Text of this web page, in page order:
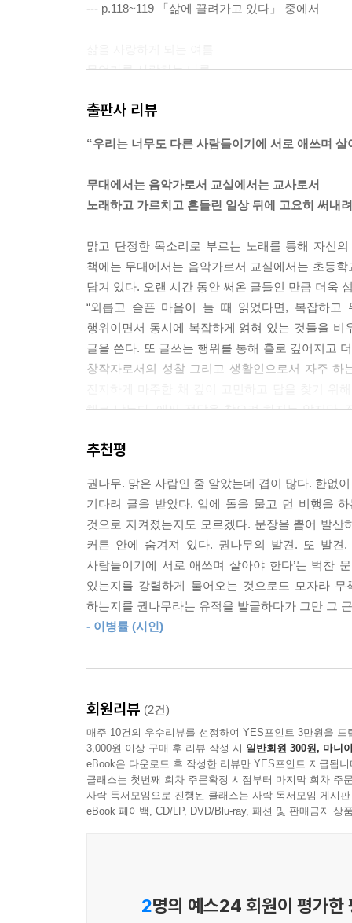
--- p.118~119 「삶에 끌려가고 있다」 중에서
무언가를 사랑하는 나를
--- p.122 「여름」 중에서
내 안에도 부모가 흐른다. 부모를 극복한다는 것,
려는 내가 어느 날 부모가 되었다.
--- p.144 「부모와 부모」 중에서
무언가를 하고 있다는 것은 지금으로부터 떠나고
달라져본 사람만이 한결같음을 약속할 수 있다.
--- p.163~164 「역마」 중에서
노래를 부르다 문득 모두와 연결된 것처럼 느껴
운 순간에는 그동안의 경험과 시간만이 붙잡을 등
--- p.200~201 「부산에서」 중에서
아이들은 늘 제자리인 것 같다가도 어느 날 문득
중을 하기도 하고 아이들이 원치 않는 것들을 끝
합니다. 남은 시간도 실수하지 않고 반듯하기보다
--- p.244 「편지」 중에서
온 세상이 나를 오해하더라도 괜찮은 이유는
글과 노래에 진짜 나를 감추어두었기 때문이다
오직 당신에게 발견되기를 기다리며 숨겨둔 것들
출판사 리뷰
“우리는 너무도 다른 사람들이기에 서로 애쓰며 살
무대에서는 음악가로서 교실에서는 교사로서
노래하고 가르치고 흔들린 일상 뒤에 고요히 써내
맑고 단정한 목소리로 부르는 노래를 통해 자신
책에는 무대에서는 음악가로서 교실에서는 초등
담겨 있다. 오랜 시간 동안 써온 글들인 만큼 더욱
“외롭고 슬픈 마음이 들 때 읽었다면, 복잡하
행위이면서 동시에 복잡하게 얽혀 있는 것들을
글을 쓴다. 또 글쓰는 행위를 통해 홀로 깊어지고
창작자로서의 성찰 그리고 생활인으로서 자주
채로 남는다. 애써 정답을 찾으려 하지는 않지만,
‘어떻게 살아야 하는지’에 대한 질문은 살면서
진짜 나를 감추어두었기 때문”이고 또 “오직 당
하다.
당신에게 발견되기를 기다리며 숨겨둔 말들에 마
따뜻하게 감싸는 조용하고 긴 포옹
‘다정’이 아우르는 것은 하늘보다 높고 바다보다
때로 “밥 먹었어?” “잘 지내지?” 같은 일상적
당부이기도 할 것이다.
이 책을 다 읽을 때쯤엔 모든 것을 품은 채 흐르
흐르면서도 따듯한 온기를 품은 저자의 마음과
문득 품고 있던 진심을 누군가에게 아주 조금
멀어졌다가도 다시 조심스레 다가올 것이다. 조금
추천평
권나무. 맑은 사람인 줄 알았는데 겹이 많다. 한없
기다려 글을 받았다. 입에 돌을 물고 먼 비행을
것으로 지켜졌는지도 모르겠다. 문장을 뿜어 발
커튼 안에 숨겨져 있다. 권나무의 발견. 또 발
사람들이기에 서로 애쓰며 살아야 한다’는 벅찬
있는지를 강렬하게 물어오는 것으로도 모자라
하는지를 권나무라는 유적을 발굴하다가 그만 그
- 이병률 (시인)
회원리뷰 (2건)
매주 10건의 우수리뷰를 선정하여 YES포인트 3만원을 드
3,000원 이상 구매 후 리뷰 작성 시 일반회원 300원, 마니
eBook은 다운로드 후 작성한 리뷰만 YES포인트 지급됩니
클래스는 첫번째 회차 주문확정 시점부터 마지막 회차 주
사락 독서모임으로 진행된 클래스는 사락 독서모임 게시
eBook 페이백, CD/LP, DVD/Blu-ray, 패션 및 판매금지 상
2명의 예스24 회원이 평가한